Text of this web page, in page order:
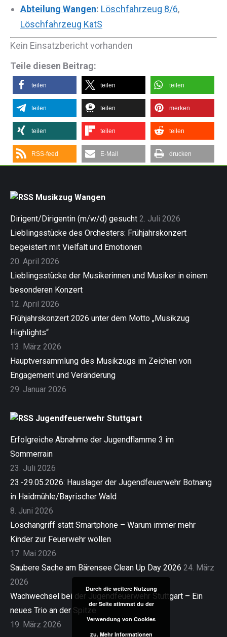
Abteilung Wangen: Löschfahrzeug 8/6,
Löschfahrzeug KatS
Kein Einsatzbericht vorhanden
Teile diesen Beitrag:
teilen teilen teilen
teilen teilen merken
teilen teilen teilen
RSS-feed E-Mail drucken
Musikzug Wangen
Dirigent/Dirigentin (m/w/d) gesucht 2. Juli 2026
Lieblingsstücke des Orchesters: Frühjahrskonzert
begeistert mit Vielfalt und Emotionen
20. April 2026
Lieblingsstücke der Musikerinnen und Musiker in einem
besonderen Konzert
12. April 2026
Frühjahrskonzert 2026 unter dem Motto „Musikzug
Highlights“
13. März 2026
Hauptversammlung des Musikzugs im Zeichen von
Engagement und Veränderung
29. Januar 2026
Jugendfeuerwehr Stuttgart
Erfolgreiche Abnahme der Jugendflamme 3 im
Sommerrain
23. Juli 2026
23.-29.05.2026: Hauslager der Jugendfeuerwehr Botnang
in Haidmühle/Bayrischer Wald
8. Juni 2026
Löschangriff statt Smartphone – Warum immer mehr
Kinder zur Feuerwehr wollen
17. Mai 2026
Saubere Sache am Bärensee Clean Up Day 2026 24. März
2026
Wachwechsel bei der Jugendfeuerwehr Stuttgart – Ein
neues Trio an der Spitze
19. März 2026
Durch die weitere Nutzung
der Seite stimmst du der
Verwendung von Cookies
zu. Mehr Informationen